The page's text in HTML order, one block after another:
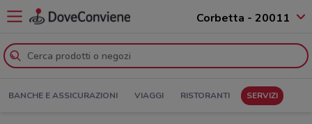
Corbetta - 20011
BANCHE E ASSICURAZIONI VIAGGI RISTORANTI SERVIZI